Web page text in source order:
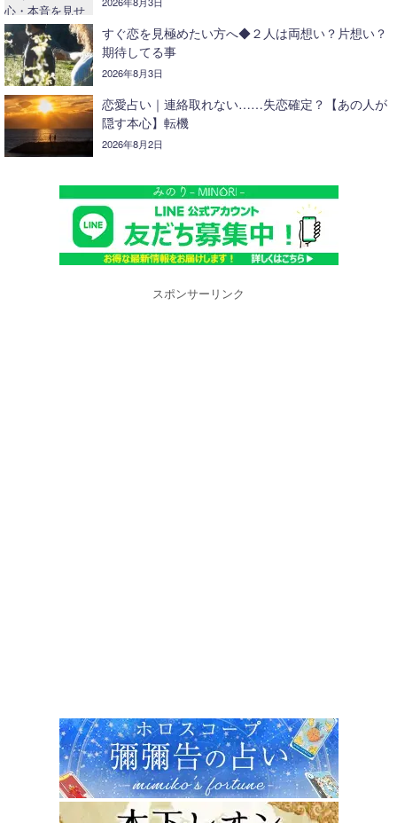
すぐ恋を見極めたい方へ◆２人は両想い？片想い？
期待してる事
2026年8月3日
恋愛占い｜連絡取れない……失恋確定？【あの人が
隠す本心】転機
2026年8月2日
スポンサーリンク